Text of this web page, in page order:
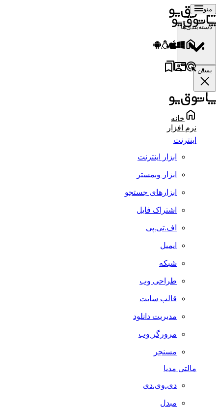
منو
دسته‌بندی‌ها
بستن
خانه
نرم افزار
اینترنت
ابزار اینترنت
ابزار وبمستر
ابزارهای جستجو
اشتراک فایل
اف.تی.پی
ایمیل
شبکه
طراحی وب
قالب سایت
مدیریت دانلود
مرورگر وب
مسنجر
مالتی مدیا
دی.وی.دی
مبدل